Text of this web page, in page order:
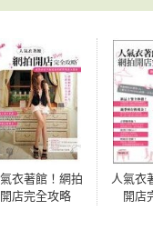
衣著館！網拍
開店完全攻略
人氣衣
開店